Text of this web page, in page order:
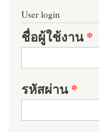
User login
ชื่อผู้ใช้งาน*
รหัสผ่าน*